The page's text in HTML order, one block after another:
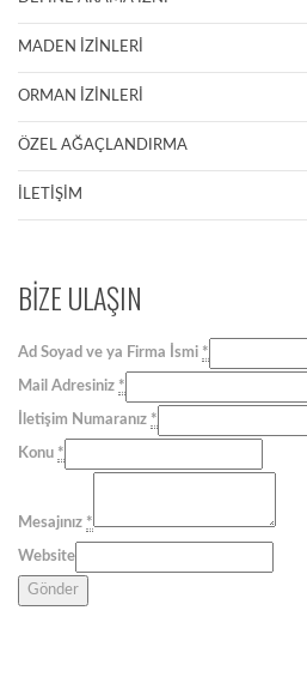
MADEN İZİNLERİ
ORMAN İZİNLERİ
ÖZEL AĞAÇLANDIRMA
İLETİŞİM
BİZE ULAŞIN
Ad Soyad ve ya Firma İsmi *
Mail Adresiniz *
İletişim Numaranız *
Konu *
Mesajınız *
Website
Gönder